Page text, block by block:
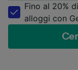
Fino al 20%
alloggi con